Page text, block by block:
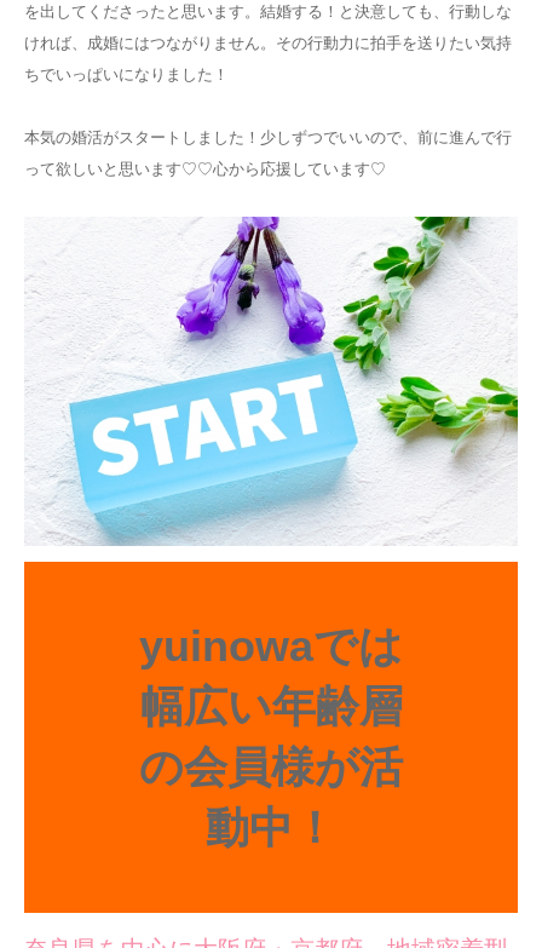
を出してくださったと思います。結婚する！と決意しても、行動しな
ければ、成婚にはつながりません。その行動力に拍手を送りたい気持
ちでいっぱいになりました！
本気の婚活がスタートしました！少しずつでいいので、前に進んで行
って欲しいと思います♡♡心から応援しています♡
yuinowaでは
幅広い年齢層
の会員様が活
動中！